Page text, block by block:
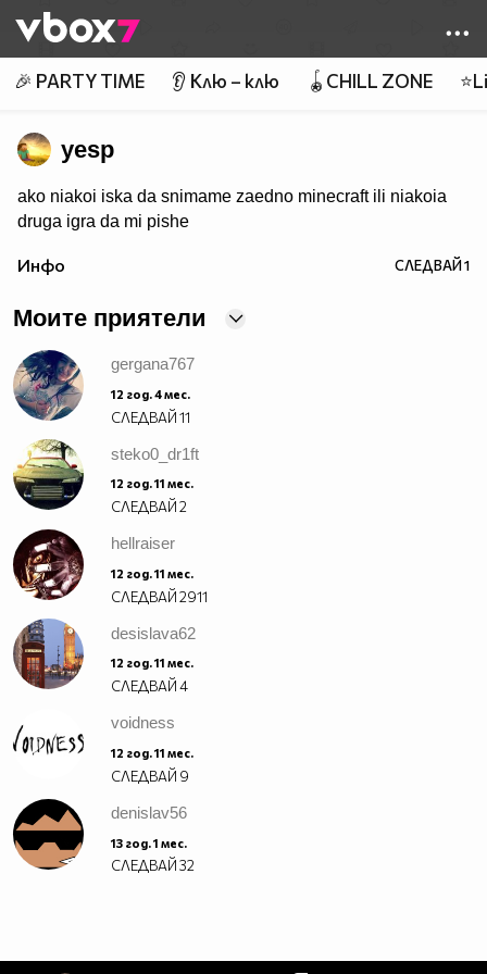
👾
🎉 PARTY TIME 👂 Клю – клю 🪀CHILL ZONE
yesp
ako niakoi iska da snimame zaedno minecraft ili niakoia
druga igra da mi pishe
Инфо СЛЕДВАЙ1
Моите приятели
gergana767
12 год. 4 мес.
СЛЕДВАЙ11
steko0_dr1ft
12 год. 11 мес.
СЛЕДВАЙ2
hellraiser
12 год. 11 мес.
СЛЕДВАЙ2911
desislava62
12 год. 11 мес.
СЛЕДВАЙ4
voidness
12 год. 11 мес.
СЛЕДВАЙ 9
denislav56
13 год. 1 мес.
СЛЕДВАЙ32